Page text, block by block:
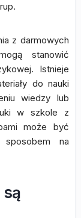
z darmowych
stanowić
Istnieje
do nauki
wiedzy lub
w szkole z
może być
na